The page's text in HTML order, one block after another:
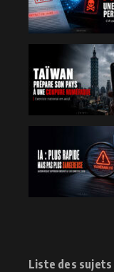
Liste des sujets